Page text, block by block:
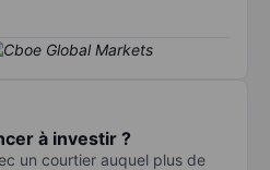
à investir ?
un courtier auquel plus de